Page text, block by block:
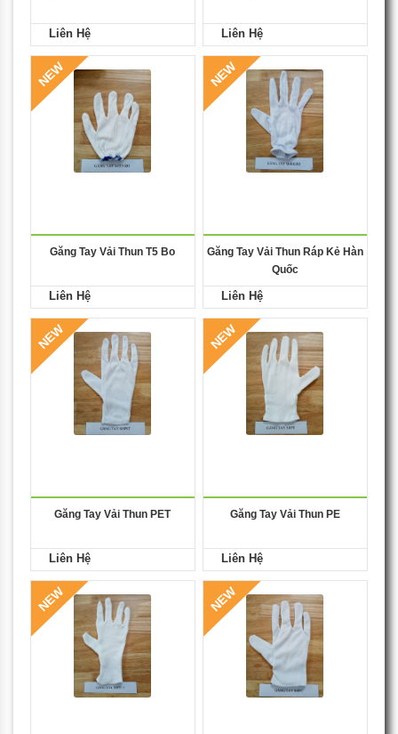
Liên Hệ Liên Hệ
NEW
Găng Tay Vải Thun T5 Bo
Liên Hệ
NEW
Găng Tay Vải Thun Ráp Kẻ Hàn
Quốc
Liên Hệ
NEW
Găng Tay Vải Thun PET
Liên Hệ
NEW
Găng Tay Vải Thun PE
Liên Hệ
NEW NEW